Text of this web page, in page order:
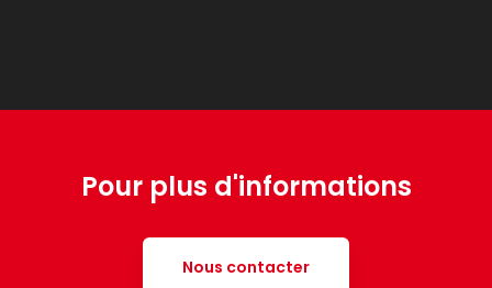
Pour plus d'informations
Nous contacter